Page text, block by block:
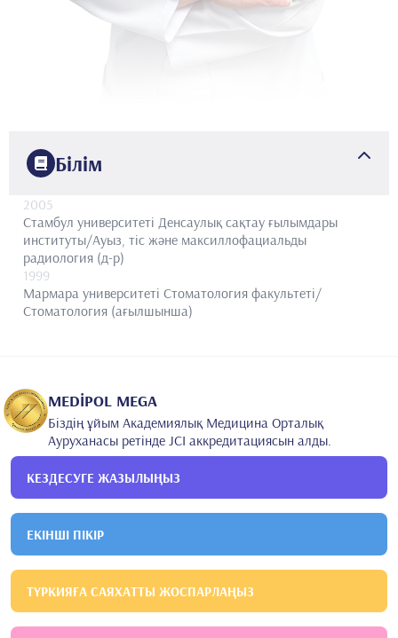
Білім
2005
Стамбул университеті Денсаулық сақтау ғылымдары
институты/Ауыз, тіс және максиллофациальды
радиология (д-р)
1999
Мармара университеті Стоматология факультеті/
Стоматология (ағылшынша)
MEDİPOL MEGA
Біздің ұйым Академиялық Медицина Орталық
Ауруханасы ретінде JCI аккредитациясын алды.
КЕЗДЕСУГЕ ЖАЗЫЛЫҢЫЗ
ЕКІНШІ ПІКІР
ТҮРКИЯҒА САЯХАТТЫ ЖОСПАРЛАҢЫЗ